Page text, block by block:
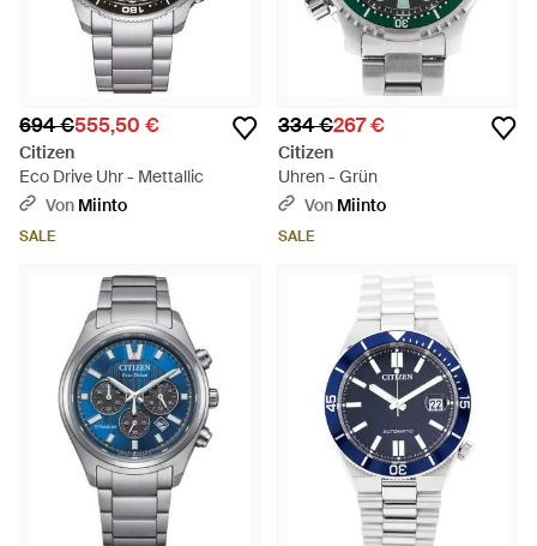
694 €555,50 €
Citizen
Eco Drive Uhr - Mettallic
Von Miinto
SALE
334 €267 €
Citizen
Uhren - Grün
Von Miinto
SALE